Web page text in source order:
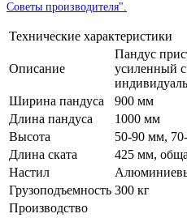
Советы производителя".
Технические характеристики
Описание
Пандус
усиленный
Ширина пандуса
900 мм
Длина пандуса
1000 мм
Высота
50-90 мм,
Длина ската
425 мм,
Настил
Грузоподъемность 300 кг
Производство